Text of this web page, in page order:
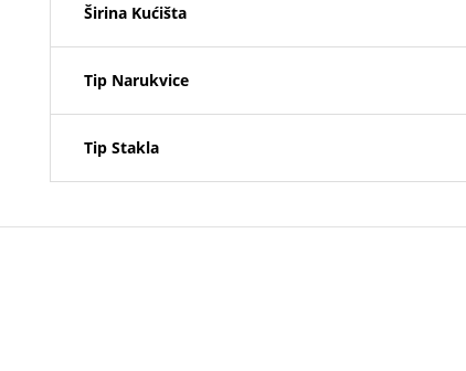
Širina Kućišta
Tip Narukvice
Tip Stakla